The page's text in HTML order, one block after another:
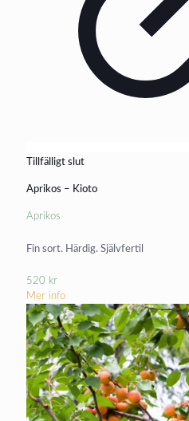
Tillfälligt slut
Aprikos – Kioto
Aprikos
Fin sort. Härdig. Självfertil
520 kr
Mer info